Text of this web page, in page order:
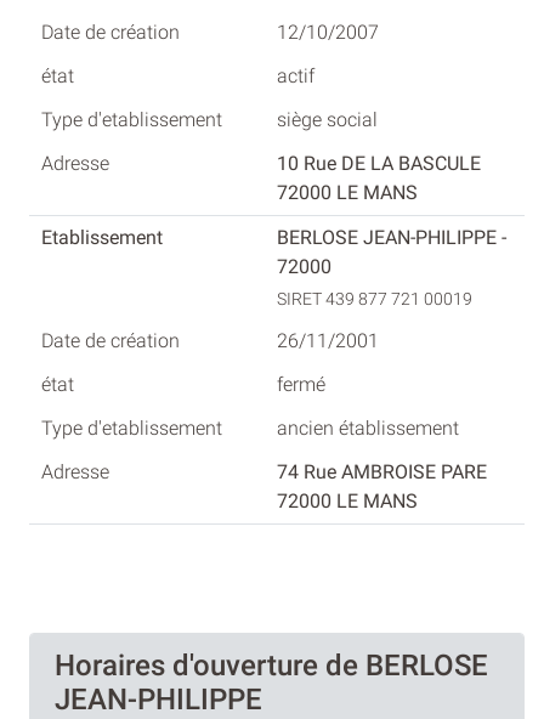
12/10/2007
actif
siège social
10 Rue DE LA BASCULE
72000 LE MANS
BERLOSE JEAN-PHILIPPE -
72000
SIRET 439 877 721 00019
26/11/2001
fermé
ancien établissement
74 Rue AMBROISE PARE
72000 LE MANS
Horaires d'ouverture de BERLOSE
JEAN-PHILIPPE